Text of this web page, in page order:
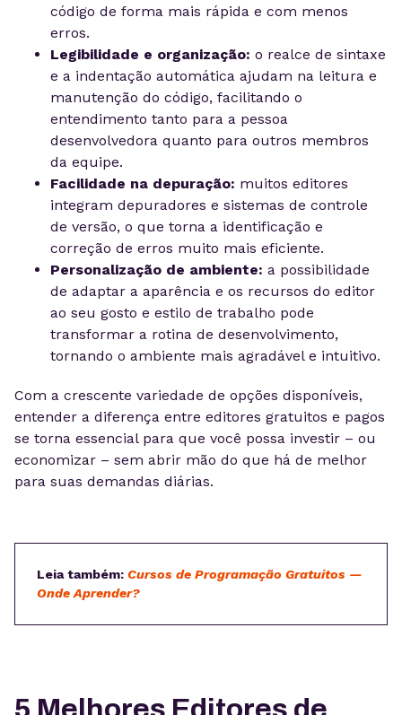
código de forma mais rápida e com menos
erros.
Legibilidade e organização: o realce de sintaxe
e a indentação automática ajudam na leitura e
manutenção do código, facilitando o
entendimento tanto para a pessoa
desenvolvedora quanto para outros membros
da equipe.
Facilidade na depuração: muitos editores
integram depuradores e sistemas de controle
de versão, o que torna a identificação e
correção de erros muito mais eficiente.
Personalização de ambiente: a possibilidade
de adaptar a aparência e os recursos do editor
ao seu gosto e estilo de trabalho pode
transformar a rotina de desenvolvimento,
tornando o ambiente mais agradável e intuitivo.
Com a crescente variedade de opções disponíveis,
entender a diferença entre editores gratuitos e pagos
se torna essencial para que você possa investir – ou
economizar – sem abrir mão do que há de melhor
para suas demandas diárias.
Leia também: Cursos de Programação Gratuitos —
Onde Aprender?